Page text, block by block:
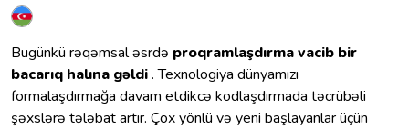
Bugünkü rəqəmsal əsrdə proqramlaşdırma vacib bir
bacarıq halına gəldi. Texnologiya dünyamızı
formalaşdırmağa davam etdikcə kodlaşdırmada təcrübəli
şəxslərə tələbat artır. Çox yönlü və yeni başlayanlar üçün